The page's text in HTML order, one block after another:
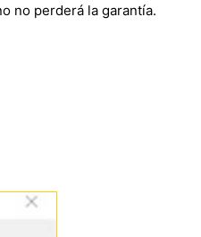
no perderá la garantía.